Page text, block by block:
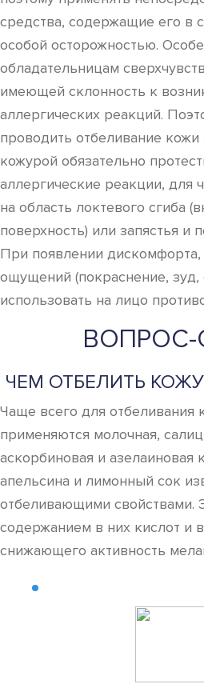
средства, содержащие его в
особой осторожностью.
обладательницам
имеющей склонность к
аллергических реакций.
проводить отбеливание
кожурой обязательно
аллергические реакции, для
на область локтевого сгиба
поверхность) или запястья и
При появлении
ощущений (покраснение, зуд,
использовать на лицо
ВОПРОС-
ЧЕМ ОТБЕЛИТЬ
Чаще всего для отбеливания
применяются молочная,
аскорбиновая и азелаиновая
апельсина и лимонный сок
отбеливающими свойствами.
содержанием в них кислот и
снижающего активность